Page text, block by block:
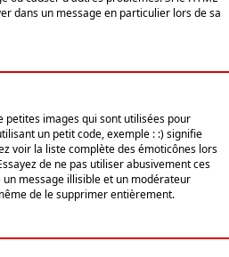
dans un message en particulier lors de sa
petites images qui sont utilisées pour
un petit code, exemple : :) signifie
voir la liste complète des émoticônes lors
de ne pas utiliser abusivement ces
message illisible et un modérateur
de le supprimer entièrement.